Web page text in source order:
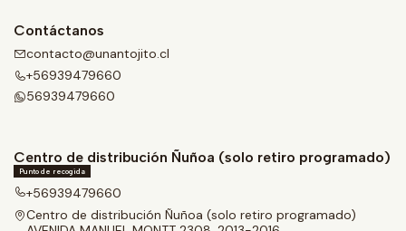
Contáctanos
contacto@unantojito.cl
+56939479660
56939479660
Centro de distribución Ñuñoa (solo retiro programado)
Punto de recogida
+56939479660
Centro de distribución Ñuñoa (solo retiro programado)